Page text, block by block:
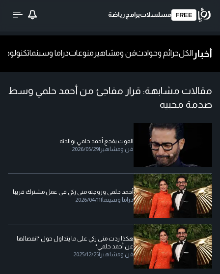
FREE مسلسلاتبرامج رياضة
أخبار الكلجرائم وحوادثفن ومشاهير منوعاتدراما وسينماتكنولوجيا
مقالات مشابهة: قرار مفاجئ من أحمد حلمي وسط
صدمة محبيه
الموت يفجع أحمد حلمي بوالدته
فن ومشاهير |
2026/05/29
أحمد حلمي وزوجته منى زكي في عمل مشترك قريبا
دراما وسينما |
2026/04/11
هكذا ردت منى زكي على ما يتداول حول "انفصالها
عن أحمد حلمي"
فن ومشاهير |
2025/12/25